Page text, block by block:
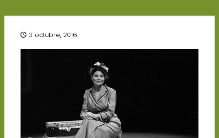
CENTRO DE DOCUMENTACIÓN DE CANARIAS Y AMÉRICA
CUEVA DEL VIENTO
3 octubre, 2016